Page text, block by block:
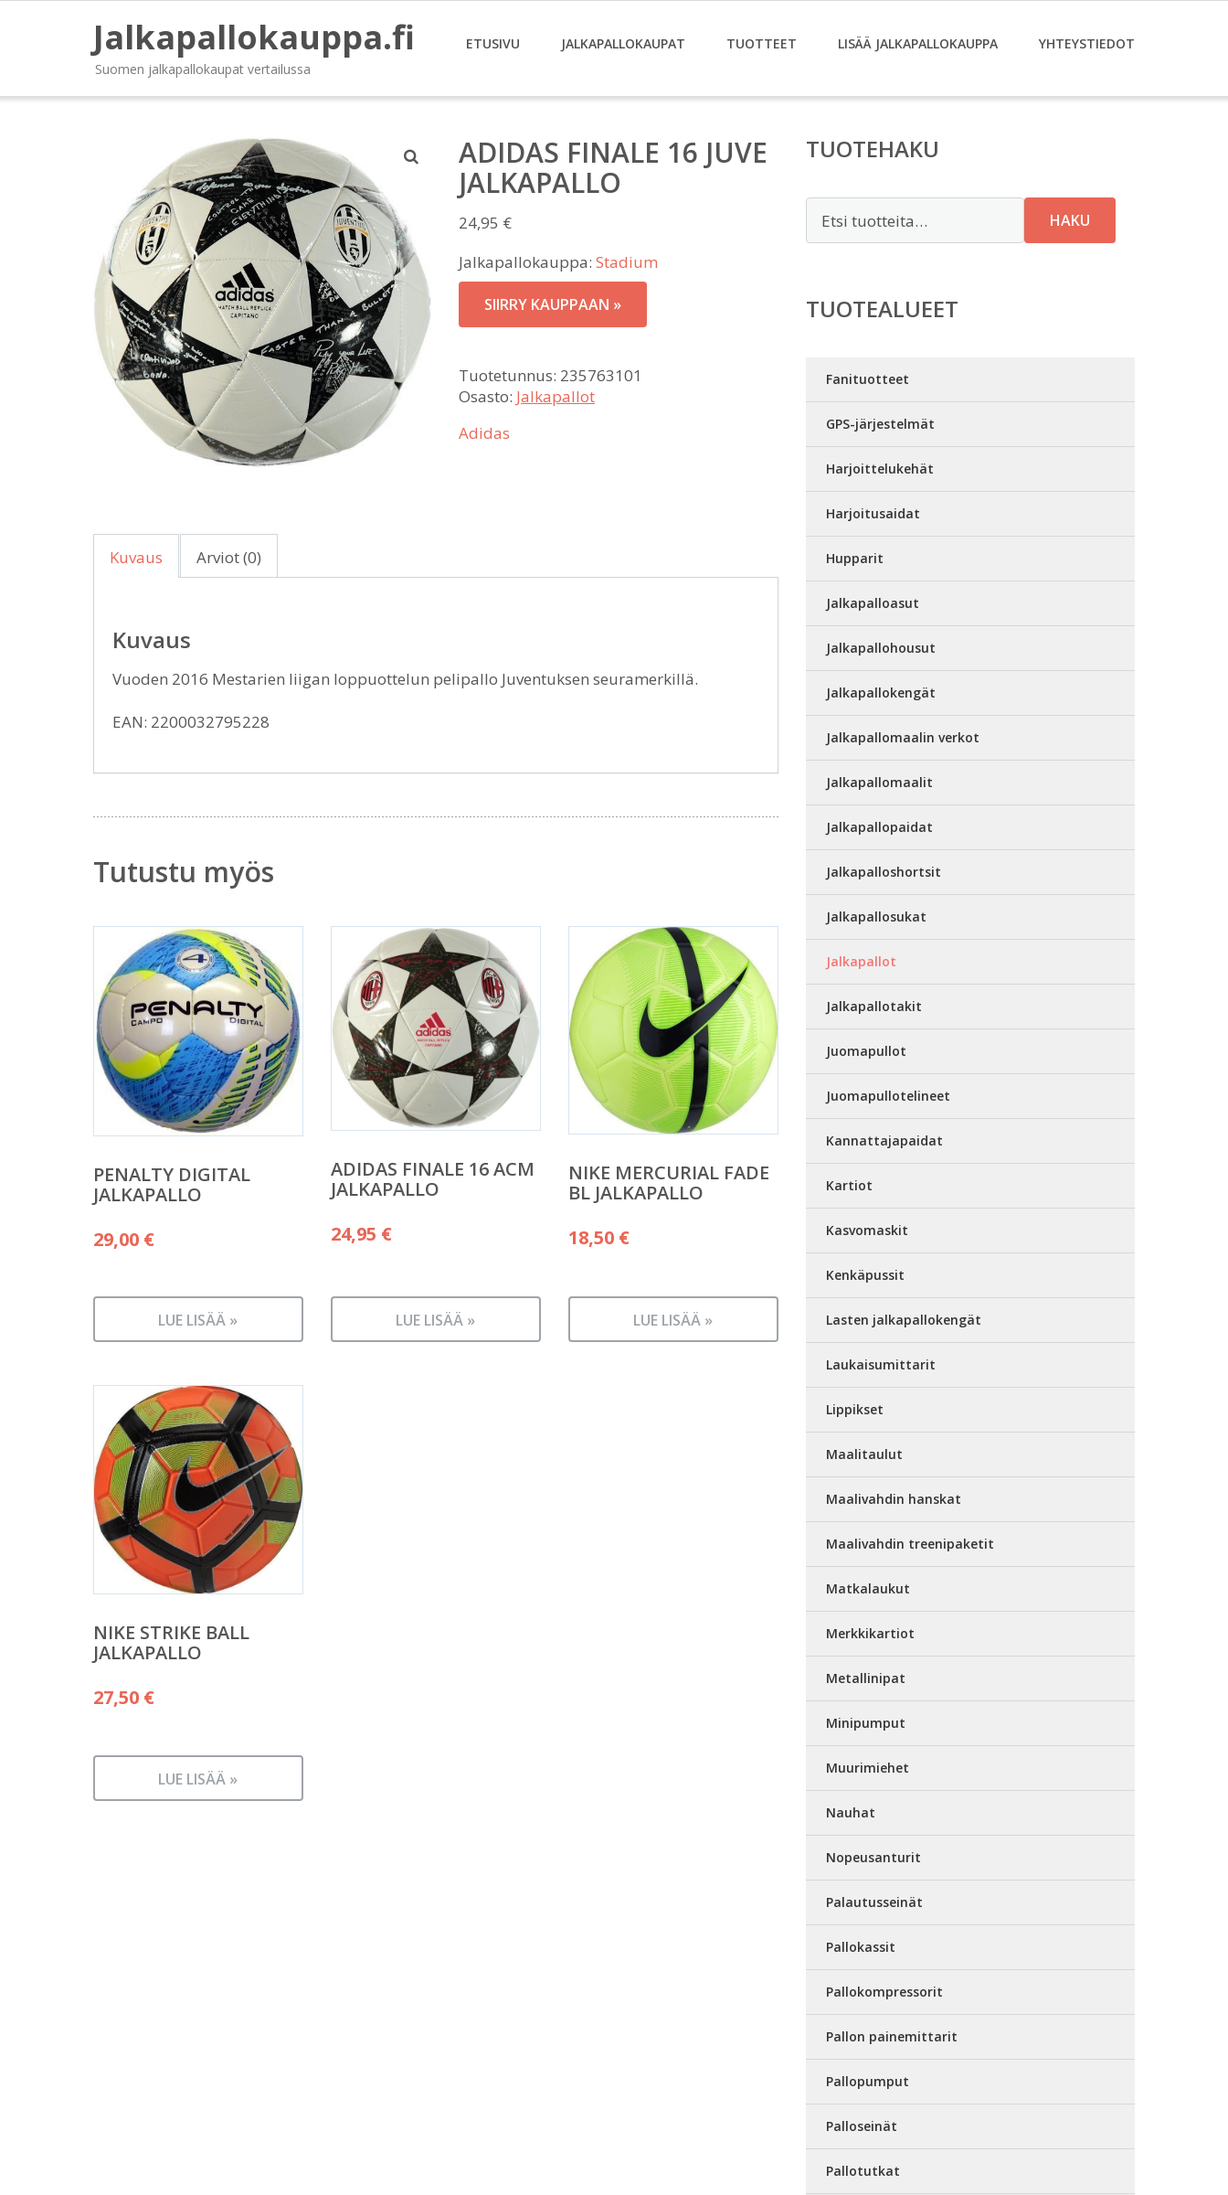
Jalkapallokauppa.fi
Suomen jalkapallokaupat vertailussa
ETUSIVU JALKAPALLOKAUPAT TUOTTEET LISÄÄ JALKAPALLOKAUPPA YHTEYSTIEDOT
ADIDAS FINALE 16 JUVE
JALKAPALLO
24,95 €
Jalkapallokauppa: Stadium
SIIRRY KAUPPAAN »
Tuotetunnus: 235763101
Osasto: Jalkapallot
Adidas
Kuvaus Arviot (0)
Kuvaus
Vuoden 2016 Mestarien liigan loppuottelun pelipallo Juventuksen seuramerkillä.
EAN: 2200032795228
Tutustu myös
PENALTY DIGITAL
JALKAPALLO
29,00 €
LUE LISÄÄ »
ADIDAS FINALE 16 ACM
JALKAPALLO
24,95 €
LUE LISÄÄ »
NIKE MERCURIAL FADE
BL JALKAPALLO
18,50 €
LUE LISÄÄ »
NIKE STRIKE BALL
JALKAPALLO
27,50 €
LUE LISÄÄ »
TUOTEHAKU
HAKU
TUOTEALUEET
Fanituotteet
GPS-järjestelmät
Harjoittelukehät
Harjoitusaidat
Hupparit
Jalkapalloasut
Jalkapallohousut
Jalkapallokengät
Jalkapallomaalin verkot
Jalkapallomaalit
Jalkapallopaidat
Jalkapalloshortsit
Jalkapallosukat
Jalkapallot
Jalkapallotakit
Juomapullot
Juomapullotelineet
Kannattajapaidat
Kartiot
Kasvomaskit
Kenkäpussit
Lasten jalkapallokengät
Laukaisumittarit
Lippikset
Maalitaulut
Maalivahdin hanskat
Maalivahdin treenipaketit
Matkalaukut
Merkkikartiot
Metallinipat
Minipumput
Muurimiehet
Nauhat
Nopeusanturit
Palautusseinät
Pallokassit
Pallokompressorit
Pallon painemittarit
Pallopumput
Palloseinät
Pallotutkat